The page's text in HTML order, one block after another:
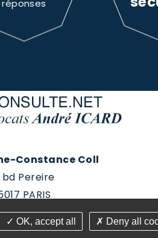
réponses
Constance Coll
bd Pereire
PARIS
60 88 18 78
Absolute Communication &
OK, accept all Deny all